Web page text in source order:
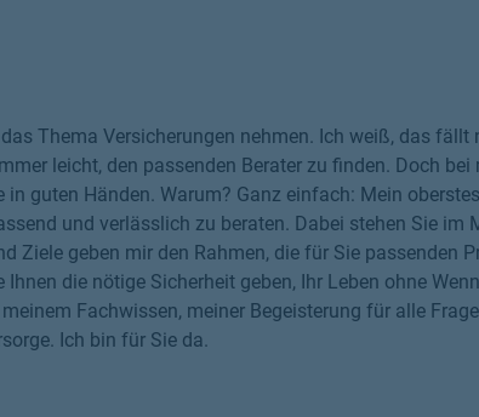
Thema Versicherungen nehmen. Ich weiß, das fällt
leicht, den passenden Berater zu finden. Doch bei
in guten Händen. Warum? Ganz einfach: Mein
und verlässlich zu beraten. Dabei stehen Sie im
Ziele geben mir den Rahmen, die für Sie passenden
die nötige Sicherheit geben, Ihr Leben ohne
Fachwissen, meiner Begeisterung für alle
Ich bin für Sie da.